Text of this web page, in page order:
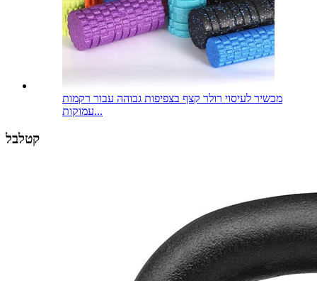
מכשיר לעיסוי רולר קצף בצפיפות גבוהה עבור רקמות
עמוקות...
קטלבל